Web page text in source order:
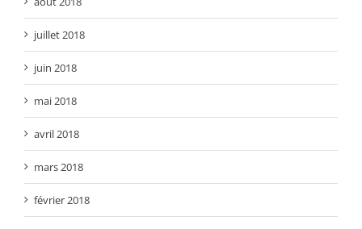
juillet 2018
juin 2018
mai 2018
avril 2018
mars 2018
février 2018